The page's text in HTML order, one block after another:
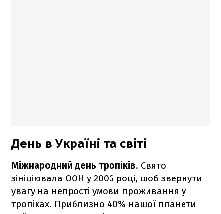
День в Україні та світі
Міжнародний день тропіків. Свято
зініціювала ООН у 2006 році, щоб звернути
увагу на непрості умови проживання у
тропіках. Приблизно 40% нашої планети